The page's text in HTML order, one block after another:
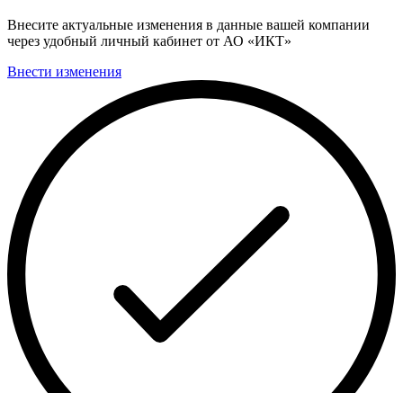
Внесите актуальные изменения в данные вашей компании
через удобный личный кабинет от АО «ИКТ»
Внести изменения